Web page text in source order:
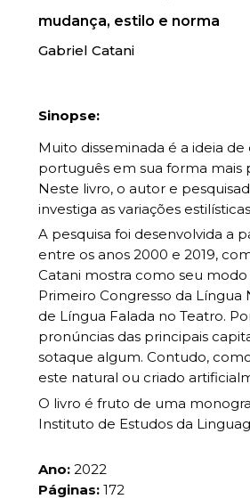
mudança, estilo e norma
Gabriel Catani
Sinopse:
Muito disseminada é a ideia
português em sua forma mais
Neste livro, o autor e
investiga as variações
A pesquisa foi desenvolvida a
entre os anos 2000 e 2019,
Catani mostra como seu
Primeiro Congresso da Língua
de Língua Falada no Teatro.
pronúncias das principais
sotaque algum. Contudo,
este natural ou criado
O livro é fruto de uma
Instituto de Estudos da
Ano: 2022
Páginas: 172